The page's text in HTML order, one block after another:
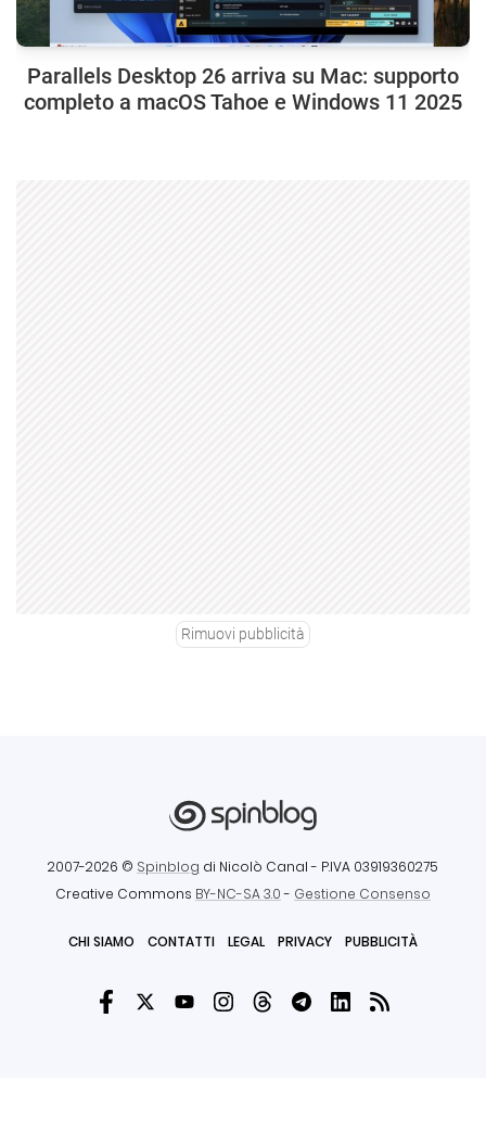
Parallels Desktop 26 arriva su Mac: supporto
completo a macOS Tahoe e Windows 11 2025
Rimuovi pubblicità
2007-2026 © Spinblog di Nicolò Canal - P.IVA 03919360275
Creative Commons BY-NC-SA 3.0- Gestione Consenso
CHI SIAMO CONTATTI LEGAL PRIVACY PUBBLICITÀ